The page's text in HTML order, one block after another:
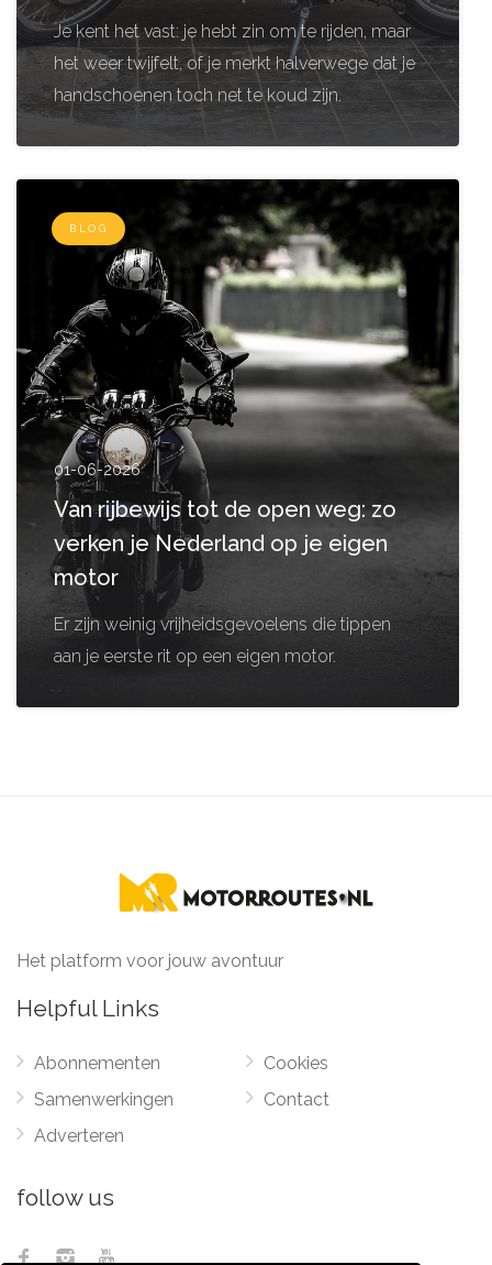
Je kent het vast: je hebt zin om te rijden, maar
het weer twijfelt, of je merkt halverwege dat je
handschoenen toch net te koud zijn.
BLOG
01-06-2026
Van rijbewijs tot de open weg: zo
verken je Nederland op je eigen
motor
Er zijn weinig vrijheidsgevoelens die tippen
aan je eerste rit op een eigen motor.
Het platform voor jouw avontuur
Helpful Links
Abonnementen
Samenwerkingen
Adverteren
Cookies
Contact
follow us